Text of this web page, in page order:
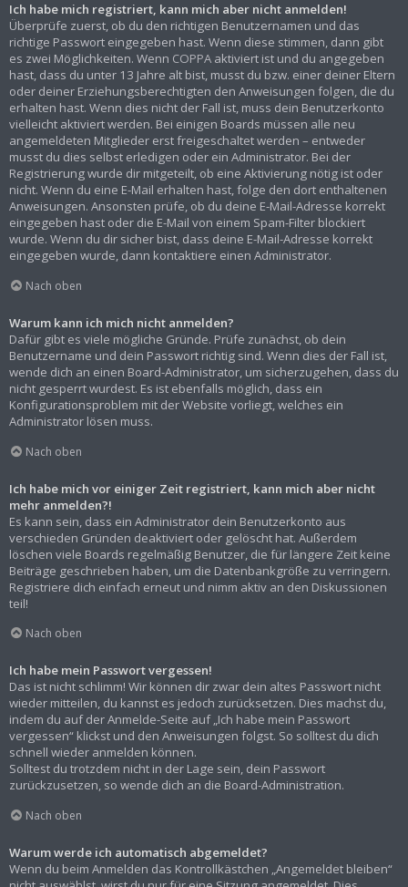
Ich habe mich registriert, kann mich aber nicht anmelden!
Überprüfe zuerst, ob du den richtigen Benutzernamen und das
richtige Passwort eingegeben hast. Wenn diese stimmen, dann gibt
es zwei Möglichkeiten. Wenn COPPA aktiviert ist und du angegeben
hast, dass du unter 13 Jahre alt bist, musst du bzw. einer deiner Eltern
oder deiner Erziehungsberechtigten den Anweisungen folgen, die du
erhalten hast. Wenn dies nicht der Fall ist, muss dein Benutzerkonto
vielleicht aktiviert werden. Bei einigen Boards müssen alle neu
angemeldeten Mitglieder erst freigeschaltet werden – entweder
musst du dies selbst erledigen oder ein Administrator. Bei der
Registrierung wurde dir mitgeteilt, ob eine Aktivierung nötig ist oder
nicht. Wenn du eine E-Mail erhalten hast, folge den dort enthaltenen
Anweisungen. Ansonsten prüfe, ob du deine E-Mail-Adresse korrekt
eingegeben hast oder die E-Mail von einem Spam-Filter blockiert
wurde. Wenn du dir sicher bist, dass deine E-Mail-Adresse korrekt
eingegeben wurde, dann kontaktiere einen Administrator.
Nach oben
Warum kann ich mich nicht anmelden?
Dafür gibt es viele mögliche Gründe. Prüfe zunächst, ob dein
Benutzername und dein Passwort richtig sind. Wenn dies der Fall ist,
wende dich an einen Board-Administrator, um sicherzugehen, dass du
nicht gesperrt wurdest. Es ist ebenfalls möglich, dass ein
Konfigurationsproblem mit der Website vorliegt, welches ein
Administrator lösen muss.
Nach oben
Ich habe mich vor einiger Zeit registriert, kann mich aber nicht
mehr anmelden?!
Es kann sein, dass ein Administrator dein Benutzerkonto aus
verschieden Gründen deaktiviert oder gelöscht hat. Außerdem
löschen viele Boards regelmäßig Benutzer, die für längere Zeit keine
Beiträge geschrieben haben, um die Datenbankgröße zu verringern.
Registriere dich einfach erneut und nimm aktiv an den Diskussionen
teil!
Nach oben
Ich habe mein Passwort vergessen!
Das ist nicht schlimm! Wir können dir zwar dein altes Passwort nicht
wieder mitteilen, du kannst es jedoch zurücksetzen. Dies machst du,
indem du auf der Anmelde-Seite auf „Ich habe mein Passwort
vergessen“ klickst und den Anweisungen folgst. So solltest du dich
schnell wieder anmelden können.
Solltest du trotzdem nicht in der Lage sein, dein Passwort
zurückzusetzen, so wende dich an die Board-Administration.
Nach oben
Warum werde ich automatisch abgemeldet?
Wenn du beim Anmelden das Kontrollkästchen „Angemeldet bleiben“